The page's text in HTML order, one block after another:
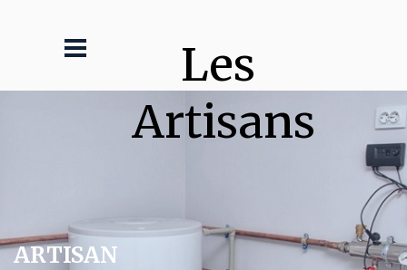
Les
Artisans
ARTISAN